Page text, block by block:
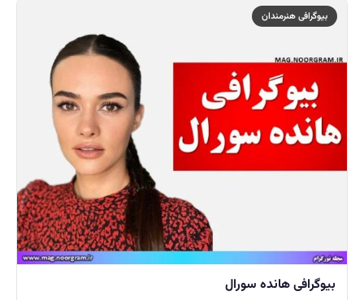
بیوگرافی هنرمندان
بیوگرافی هانده سورال